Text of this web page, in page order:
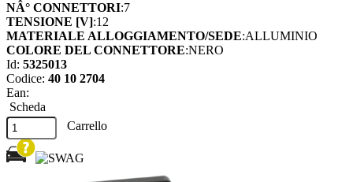
NÂ° CONNETTORI:7
TENSIONE [V]:12
MATERIALE ALLOGGIAMENTO/SEDE:ALLUMINIO
COLORE DEL CONNETTORE:NERO
Id: 5325013
Codice: 40 10 2704
Ean:
Scheda
Carrello